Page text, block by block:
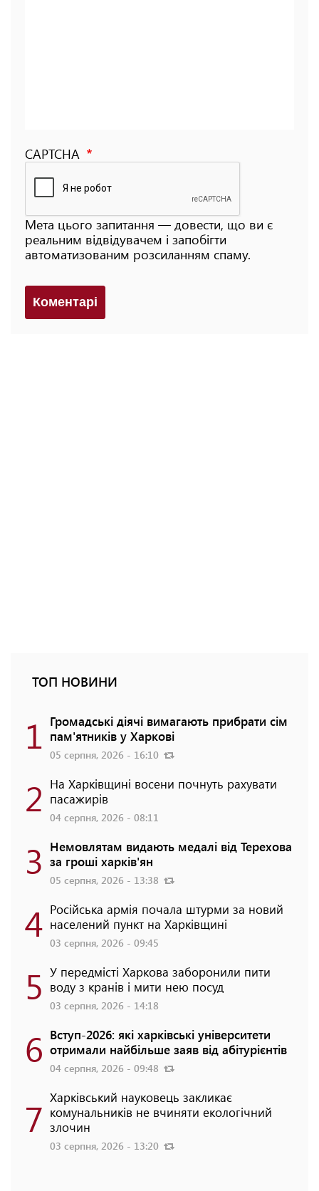
CAPTCHA
Мета цього запитання — довести, що ви є
реальним відвідувачем і запобігти
автоматизованим розсиланням спаму.
Коментарi
ТОП НОВИНИ
1 Громадські діячі вимагають прибрати сім
пам'ятників у Харкові
05 серпня, 2026 - 16:10
2 На Харківщині восени почнуть рахувати
пасажирів
04 серпня, 2026 - 08:11
3 Немовлятам видають медалі від Терехова
за гроші харків'ян
05 серпня, 2026 - 13:38
4 Російська армія почала штурми за новий
населений пункт на Харківщині
03 серпня, 2026 - 09:45
5 У передмісті Харкова заборонили пити
воду з кранів і мити нею посуд
03 серпня, 2026 - 14:18
6 Вступ-2026: які харківські університети
отримали найбільше заяв від абітурієнтів
04 серпня, 2026 - 09:48
7 Харківський науковець закликає
комунальників не вчиняти екологічний
злочин
03 серпня, 2026 - 13:20